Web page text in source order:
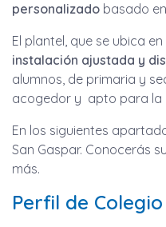
personalizado basado
El plantel, que se ubica
instalación ajustada y
alumnos, de primaria y
acogedor y apto para la
En los siguientes
San Gaspar. Conocerás
más.
Perfil de